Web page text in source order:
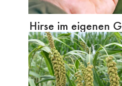
Hirse im eigenen